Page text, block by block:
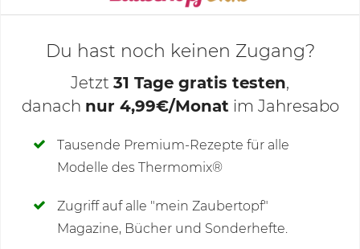
Deine Notizen
Du hast noch keinen Zugang?
Jetzt 31 Tage gratis testen,
danach nur 4,99€/Monat im Jahresabo
Tausende Premium-Rezepte für alle
Modelle des Thermomix®
Zugriff auf alle "mein Zaubertopf"
Magazine, Bücher und Sonderhefte.